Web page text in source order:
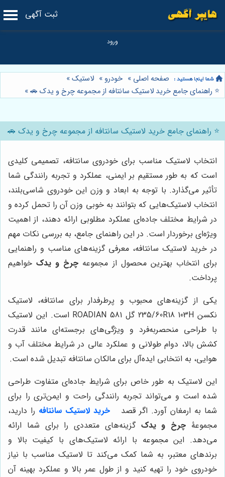
ثبت آگهی
صفحه اصلی » خودرو » لاستیک»
⭐️ راهنمای جامع خرید لاستیک سانتافه از مجموعه چرخ و یدک 🚗»
⭐️ راهنمای جامع خرید لاستیک سانتافه از مجموعه چرخ و یدک 🚗
انتخاب لاستیک مناسب برای خودروی سانتافه، تصمیمی کلیدی
است که به طور مستقیم بر ایمنی، عملکرد و تجربه رانندگی شما
تأثیر می‌گذارد. با توجه به ابعاد و وزن این خودروی شاسی‌بلند،
انتخاب لاستیک‌هایی که بتوانند به خوبی وزن آن را تحمل کرده و
در شرایط مختلف جاده‌ای عملکرد مطلوبی ارائه دهند، از اهمیت
ویژه‌ای برخوردار است. در این راهنمای جامع، به بررسی نکات مهم
در خرید لاستیک سانتافه، معرفی گزینه‌های مناسب و راهنمایی
برای انتخاب بهترین محصول از مجموعه چرخ و یدکخواهیم
پرداخت.
یکی از گزینه‌های محبوب و پرطرفدار برای سانتافه، لاستیک
نکسن 235/60R18 103H گل ROADIAN 581 است. این لاستیک
با طراحی منحصربه‌فرد و ویژگی‌های برجسته‌ای مانند قدرت
کشش بالا، دوام طولانی و عملکرد عالی در شرایط مختلف آب و
هوایی، به انتخابی ایده‌آل برای مالکان سانتافه تبدیل شده است.
این لاستیک به طور خاص برای شرایط جاده‌ای متفاوت طراحی
شده است و می‌تواند تجربه رانندگی راحت و ایمن‌تری را برای
شما به ارمغان آورد. اگر قصد
خرید لاستیک سانتافه را دارید،
مجموعۀ چرخ و یدک گزینه‌های متعددی را برای شما ارائه
می‌دهد. این مجموعه با ارائه لاستیک‌های با کیفیت بالا و
برندهای معتبر، به شما کمک می‌کند تا لاستیک مناسب با نیاز
خودروی خود را تهیه کنید و از طول عمر بالا و عملکرد بهینه آن